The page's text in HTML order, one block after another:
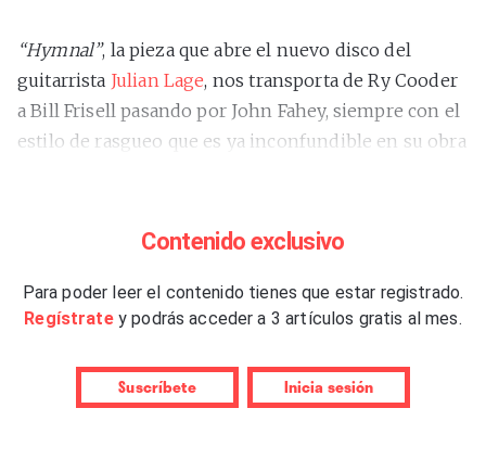
“Hymnal”, la pieza que abre el nuevo disco del
guitarrista Julian Lage, nos transporta de Ry Cooder
a Bill Frisell pasando por John Fahey, siempre con el
estilo de rasgueo que es ya inconfundible en su obra
Marc Ribot y compañía si no fuera porque estos aún
asociarse de vez en cuando con ellos mientras se va
construyendo una discografía plena y propia.
Lage forma parte de New Masada, grabó un
excelente disco de guitarras con Nels Cline
Contenido exclusivo
Para poder leer el contenido tienes que estar registrado.
Regístrate y podrás acceder a 3 artículos gratis al mes.
Suscríbete Inicia sesión